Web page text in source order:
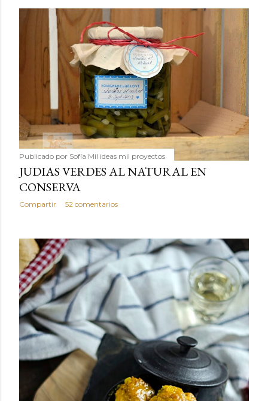
Publicado por Sofía Mil ideas mil proyectos
JUDIAS VERDES AL NATURAL EN
CONSERVA
Compartir 52 comentarios